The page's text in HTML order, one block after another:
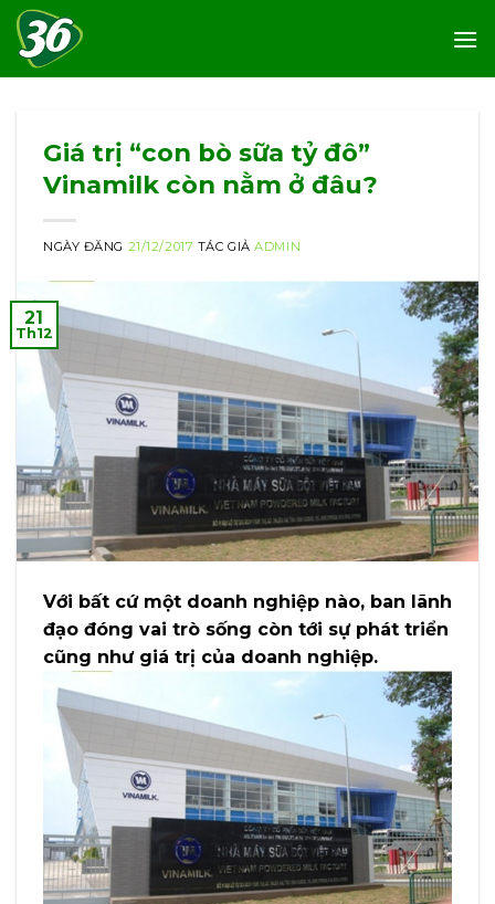
Skip
to
content
Giá trị “con bò sữa tỷ đô”
Vinamilk còn nằm ở đâu?
NGÀY ĐĂNG 21/12/2017 TÁC GIẢADMIN
21
Th12
Với bất cứ một doanh nghiệp nào, ban lãnh
đạo đóng vai trò sống còn tới sự phát triển
cũng như giá trị của doanh nghiệp.